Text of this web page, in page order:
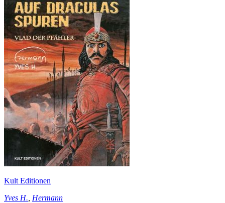
Kult Editionen
Yves H. Hermann